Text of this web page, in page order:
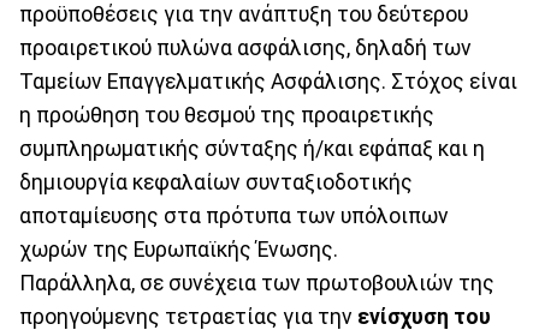
προϋποθέσεις για την ανάπτυξη του δεύτερου
προαιρετικού πυλώνα ασφάλισης, δηλαδή των
Ταμείων Επαγγελματικής Ασφάλισης. Στόχος είναι
η προώθηση του θεσμού της προαιρετικής
συμπληρωματικής σύνταξης ή/και εφάπαξ και η
δημιουργία κεφαλαίων συνταξιοδοτικής
αποταμίευσης στα πρότυπα των υπόλοιπων
χωρών της Ευρωπαϊκής Ένωσης.
Παράλληλα, σε συνέχεια των πρωτοβουλιών της
προηγούμενης τετραετίας για την ενίσχυση του